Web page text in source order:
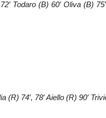
Todaro (B) 60′ Oliva (B)
(R) 74′, 78′ Aiello (R) 90′